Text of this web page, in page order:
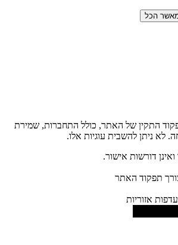
הכל
התקין של האתר, כולל התחברות, שמירת
לא ניתן להשבית עוגיות אלו.
דורשות אישור.
תפקוד האתר
אזוריות